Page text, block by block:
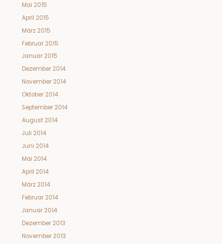
Mai 2015
April 2015
März 2015
Februar 2015
Januar 2015
Dezember 2014
November 2014
Oktober 2014
September 2014
August 2014
Juli 2014
Juni 2014
Mai 2014
April 2014
März 2014
Februar 2014
Januar 2014
Dezember 2013
November 2013